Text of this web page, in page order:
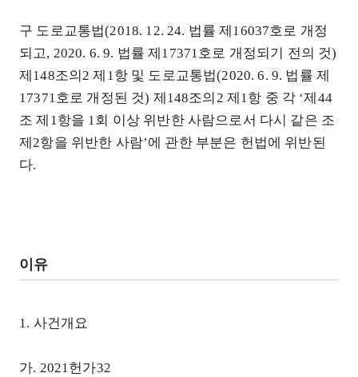
구 도로교통법(2018. 12. 24. 법률 제16037호로 개정
되고, 2020. 6. 9. 법률 제17371호로 개정되기 전의 것)
제148조의2 제1항 및 도로교통법(2020. 6. 9. 법률 제
17371호로 개정된 것) 제148조의2 제1항 중 각 ‘제44
조 제1항을 1회 이상 위반한 사람으로서 다시 같은 조
제2항을 위반한 사람’에 관한 부분은 헌법에 위반된
다.
이유
1. 사건개요
가. 2021헌가32